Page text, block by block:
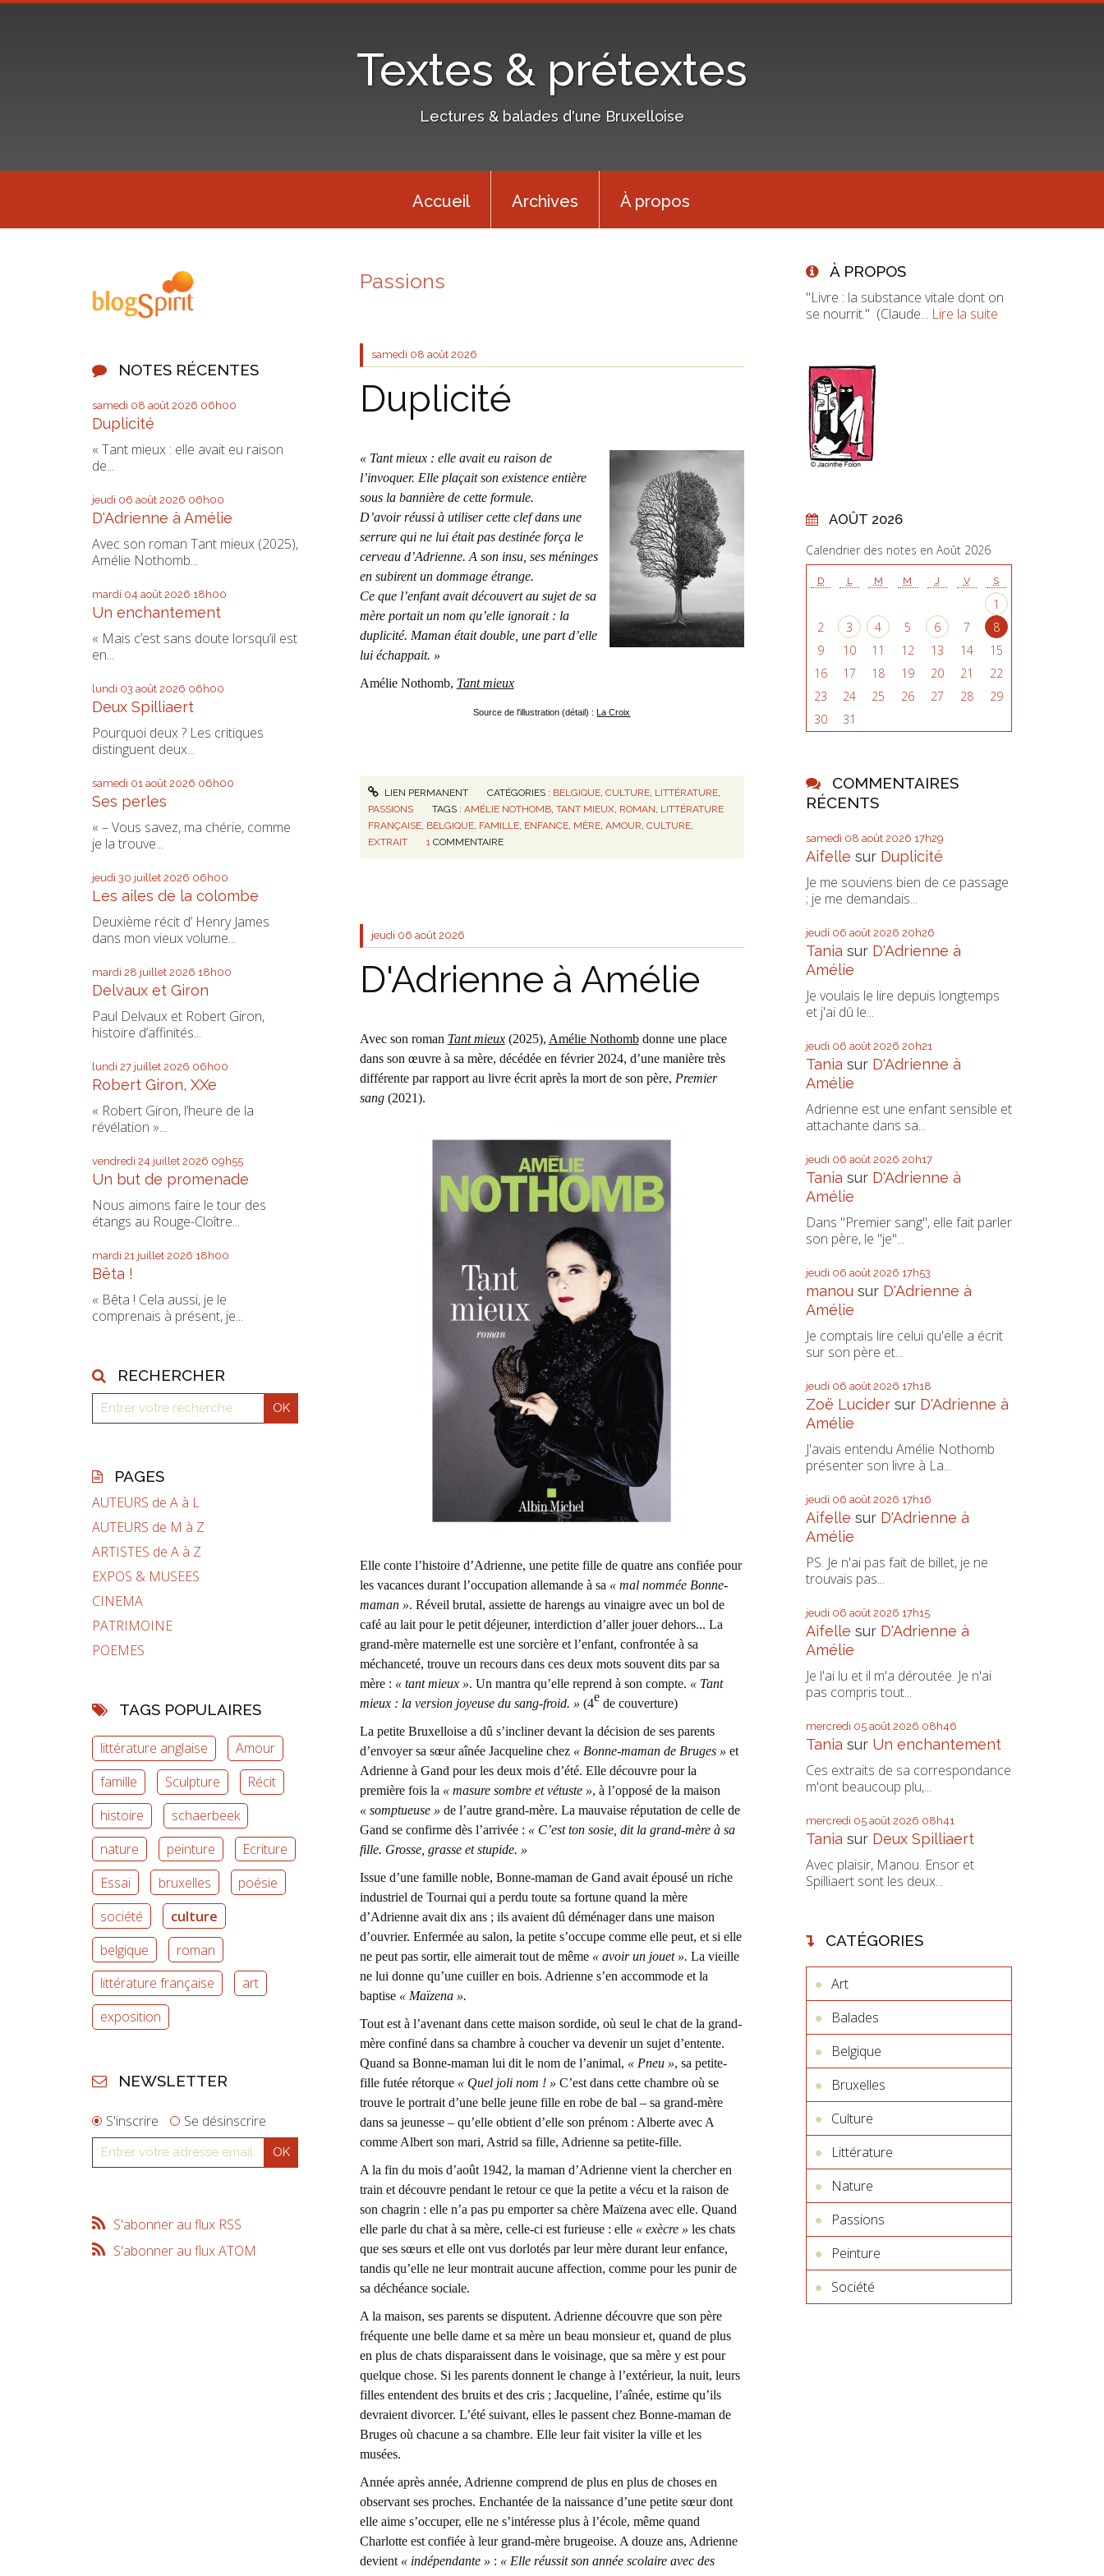
Textes & prétextes
Lectures & balades d'une Bruxelloise
Accueil Archives À propos
NOTES RÉCENTES
samedi 08 août 2026 06h00
Duplicité
« Tant mieux : elle avait eu raison
de...
jeudi 06 août 2026 06h00
D'Adrienne à Amélie
Avec son roman Tant mieux (2025),
Amélie Nothomb...
mardi 04 août 2026 18h00
Un enchantement
« Mais c’est sans doute lorsqu’il est
en...
lundi 03 août 2026 06h00
Deux Spilliaert
Pourquoi deux ? Les critiques
distinguent deux...
samedi 01 août 2026 06h00
Ses perles
« – Vous savez, ma chérie, comme
je la trouve...
jeudi 30 juillet 2026 06h00
Les ailes de la colombe
Deuxième récit d’ Henry James
dans mon vieux volume...
mardi 28 juillet 2026 18h00
Delvaux et Giron
Paul Delvaux et Robert Giron,
histoire d’affinités...
lundi 27 juillet 2026 06h00
Robert Giron, XXe
« Robert Giron, l’heure de la
révélation »...
vendredi 24 juillet 2026 09h55
Un but de promenade
Nous aimons faire le tour des
étangs au Rouge-Cloître...
mardi 21 juillet 2026 18h00
Bêta !
« Bêta ! Cela aussi, je le
comprenais à présent, je...
RECHERCHER
PAGES
AUTEURS de A à L
AUTEURS de M à Z
ARTISTES de A à Z
EXPOS & MUSEES
CINEMA
PATRIMOINE
POEMES
TAGS POPULAIRES
littérature anglaise
Amour
famille
Sculpture
Récit
histoire
schaerbeek
nature
peinture
Ecriture
Essai
bruxelles
poésie
société
culture
belgique
roman
littérature française
art
exposition
NEWSLETTER
S'inscrire Se désinscrire
S'abonner au flux RSS
S'abonner au flux ATOM
Passions
samedi 08 août 2026
Duplicité
« Tant mieux : elle avait eu raison de
l’invoquer. Elle plaçait son existence entière
sous la bannière de cette formule.
D’avoir réussi à utiliser cette clef dans une
serrure qui ne lui était pas destinée força le
cerveau d’Adrienne. A son insu, ses méninges
en subirent un dommage étrange.
Ce que l’enfant avait découvert au sujet de sa
mère portait un nom qu’elle ignorait : la
duplicité. Maman était double, une part d’elle
lui échappait. »
Amélie Nothomb, Tant mieux
Source de l'illustration (détail) : La Croix
LIEN PERMANENT CATÉGORIES : BELGIQUE ,CULTURE LITTÉRATURE
PASSIONS
TAGS : AMÉLIE NOTHOMB, TANT MIEUX, ROMAN LITTÉRATURE
FRANÇAISE, BELGIQUE, FAMILLE, ENFANCE, MÈRE, AMOUR CULTURE,
EXTRAIT
1 COMMENTAIRE
jeudi 06 août 2026
D'Adrienne à Amélie
Avec son roman Tant mieux(2025), Amélie Nothombdonne une place
dans son œuvre à sa mère, décédée en février 2024, d’une manière très
différente par rapport au livre écrit après la mort de son père, Premier
sang(2021).
Elle conte l’histoire d’Adrienne, une petite fille de quatre ans confiée pour
les vacances durant l’occupation allemande à sa « mal nommée Bonne-
maman ». Réveil brutal, assiette de harengs au vinaigre avec un bol de
café au lait pour le petit déjeuner, interdiction d’aller jouer dehors... La
grand-mère maternelle est une sorcière et l’enfant, confrontée à sa
méchanceté, trouve un recours dans ces deux mots souvent dits par sa
mère : « tant mieux ». Un mantra qu’elle reprend à son compte. « Tant
mieux : la version joyeuse du sang-froid. » (4ede couverture)
La petite Bruxelloise a dû s’incliner devant la décision de ses parents
d’envoyer sa sœur aînée Jacqueline chez « Bonne-maman de Bruges » et
Adrienne à Gand pour les deux mois d’été. Elle découvre pour la
première fois la « masure sombre et vétuste », à l’opposé de la maison
« somptueuse » de l’autre grand-mère. La mauvaise réputation de celle de
Gand se confirme dès l’arrivée : « C’est ton sosie, dit la grand-mère à sa
fille. Grosse, grasse et stupide. »
Issue d’une famille noble, Bonne-maman de Gand avait épousé un riche
industriel de Tournai qui a perdu toute sa fortune quand la mère
d’Adrienne avait dix ans ; ils avaient dû déménager dans une maison
d’ouvrier. Enfermée au salon, la petite s’occupe comme elle peut, et si elle
ne peut pas sortir, elle aimerait tout de même « avoir un jouet ». La vieille
ne lui donne qu’une cuiller en bois. Adrienne s’en accommode et la
baptise « Maïzena ».
Tout est à l’avenant dans cette maison sordide, où seul le chat de la grand-
mère confiné dans sa chambre à coucher va devenir un sujet d’entente.
Quand sa Bonne-maman lui dit le nom de l’animal, « Pneu », sa petite-
fille futée rétorque « Quel joli nom ! » C’est dans cette chambre où se
trouve le portrait d’une belle jeune fille en robe de bal – sa grand-mère
dans sa jeunesse – qu’elle obtient d’elle son prénom : Alberte avec A
comme Albert son mari, Astrid sa fille, Adrienne sa petite-fille.
A la fin du mois d’août 1942, la maman d’Adrienne vient la chercher en
train et découvre pendant le retour ce que la petite a vécu et la raison de
son chagrin : elle n’a pas pu emporter sa chère Maïzena avec elle. Quand
elle parle du chat à sa mère, celle-ci est furieuse : elle « exècre » les chats
que ses sœurs et elle ont vus dorlotés par leur mère durant leur enfance,
tandis qu’elle ne leur montrait aucune affection, comme pour les punir de
sa déchéance sociale.
A la maison, ses parents se disputent. Adrienne découvre que son père
fréquente une belle dame et sa mère un beau monsieur et, quand de plus
en plus de chats disparaissent dans le voisinage, que sa mère y est pour
quelque chose. Si les parents donnent le change à l’extérieur, la nuit, leurs
filles entendent des bruits et des cris ; Jacqueline, l’aînée, estime qu’ils
devraient divorcer. L’été suivant, elles le passent chez Bonne-maman de
Bruges où chacune a sa chambre. Elle leur fait visiter la ville et les
musées.
Année après année, Adrienne comprend de plus en plus de choses en
observant ses proches. Enchantée de la naissance d’une petite sœur dont
elle aime s’occuper, elle ne s’intéresse plus à l’école, même quand
Charlotte est confiée à leur grand-mère brugeoise. A douze ans, Adrienne
devient« indépendante » : « Elle réussit son année scolaire avec des
À PROPOS
"Livre : la substance vitale dont on
se nourrit." (Claude... Lire la suite
AOÛT 2026
Calendrier des notes en Août 2026
D L M M J V S
1
2
3 4 5 6 7
8
9
10 11 12 13 14
15
16
17 18 19 20 21
22
23
24 25 26 27 28
29
30
31
COMMENTAIRES
RÉCENTS
samedi 08 août 2026 17h29
Aifelle sur Duplicité
Je me souviens bien de ce passage
; je me demandais...
jeudi 06 août 2026 20h26
Tania sur D'Adrienne à
Amélie
Je voulais le lire depuis longtemps
et j'ai dû le...
jeudi 06 août 2026 20h21
Tania sur D'Adrienne à
Amélie
Adrienne est une enfant sensible et
attachante dans sa...
jeudi 06 août 2026 20h17
Tania sur D'Adrienne à
Amélie
Dans "Premier sang", elle fait parler
son père, le "je"...
jeudi 06 août 2026 17h53
manousur D'Adrienne à
Amélie
Je comptais lire celui qu'elle a écrit
sur son père et...
jeudi 06 août 2026 17h18
Zoë Lucidersur D'Adrienne à
Amélie
J'avais entendu Amélie Nothomb
présenter son livre à La...
jeudi 06 août 2026 17h16
Aifelle sur D'Adrienne à
Amélie
PS. Je n'ai pas fait de billet, je ne
trouvais pas...
jeudi 06 août 2026 17h15
Aifelle sur D'Adrienne à
Amélie
Je l'ai lu et il m'a déroutée. Je n'ai
pas compris tout...
mercredi 05 août 2026 08h46
Tania sur Un enchantement
Ces extraits de sa correspondance
m'ont beaucoup plu,...
mercredi 05 août 2026 08h41
Tania sur Deux Spilliaert
Avec plaisir, Manou. Ensor et
Spilliaert sont les deux...
CATÉGORIES
Art
Balades
Belgique
Bruxelles
Culture
Littérature
Nature
Passions
Peinture
Société